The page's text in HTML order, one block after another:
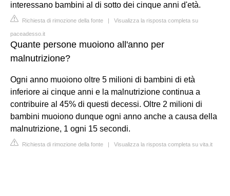
interessano bambini al di sotto dei cinque anni d'età.
Richiesta di rimozione della fonte | Visualizza la risposta completa su
paceadesso.it
Quante persone muoiono all'anno per
malnutrizione?
Ogni anno muoiono oltre 5 milioni di bambini di età
inferiore ai cinque anni e la malnutrizione continua a
contribuire al 45% di questi decessi. Oltre 2 milioni di
bambini muoiono dunque ogni anno anche a causa della
malnutrizione, 1 ogni 15 secondi.
Richiesta di rimozione della fonte | Visualizza la risposta completa su vita.it